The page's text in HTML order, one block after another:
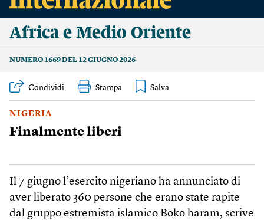
Africa e Medio Oriente
NUMERO 1669 DEL 12 GIUGNO 2026
Condividi Stampa
NIGERIA
Finalmente liberi
Il 7 giugno l’esercito nigeriano ha annunciato di
aver liberato 360 persone che erano state rapite
dal gruppo estremista islamico Boko haram, scrive